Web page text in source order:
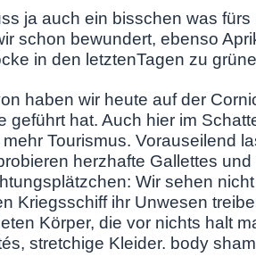
ja auch ein bisschen was
schon bewundert, ebenso
in den letztenTagen zu
haben wir heute auf der
geführt hat. Auch hier im
Tourismus. Vorauseilend
herzhafte Gallettes
Wir sehen
Kriegsschiff ihr Unwesen
Körper, die vor nichts halt
stretchige Kleider. body